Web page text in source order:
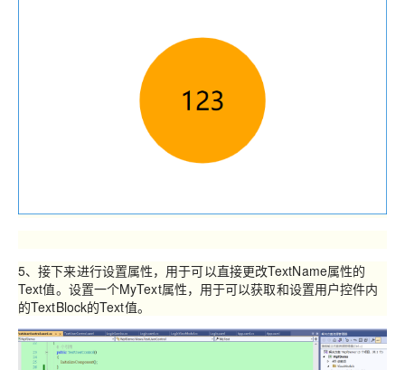
5、接下来进行设置属性，用于可以直接更改TextName属性的
Text值。设置一个MyText属性，用于可以获取和设置用户控件内
的TextBlock的Text值。